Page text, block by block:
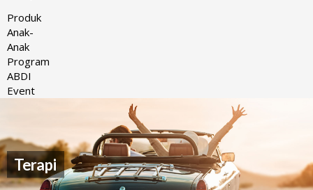
Produk
Anak-
Anak
Program
ABDI
Event
Terapi